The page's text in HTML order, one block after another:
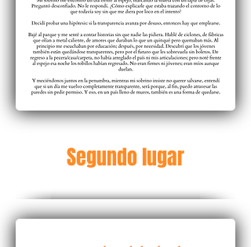
Segundo lugar